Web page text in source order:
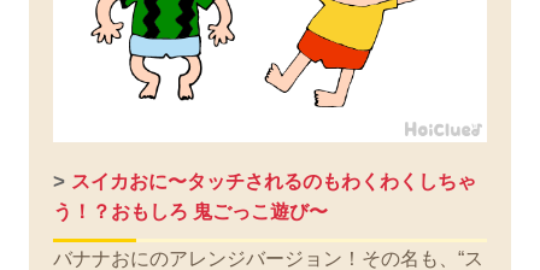
> スイカおに〜タッチされるのもわくわくしちゃ
う！？おもしろ 鬼ごっこ遊び〜
バナナおにのアレンジバージョン！その名も、“ス